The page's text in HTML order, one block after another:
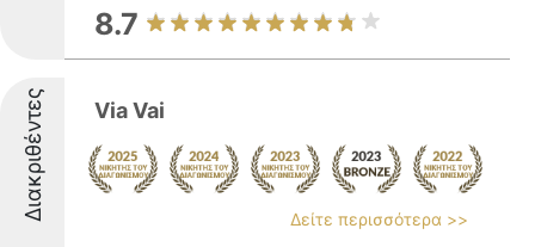
8.7
Διακριθέντες Via Vai
Δείτε περισσότερα >>